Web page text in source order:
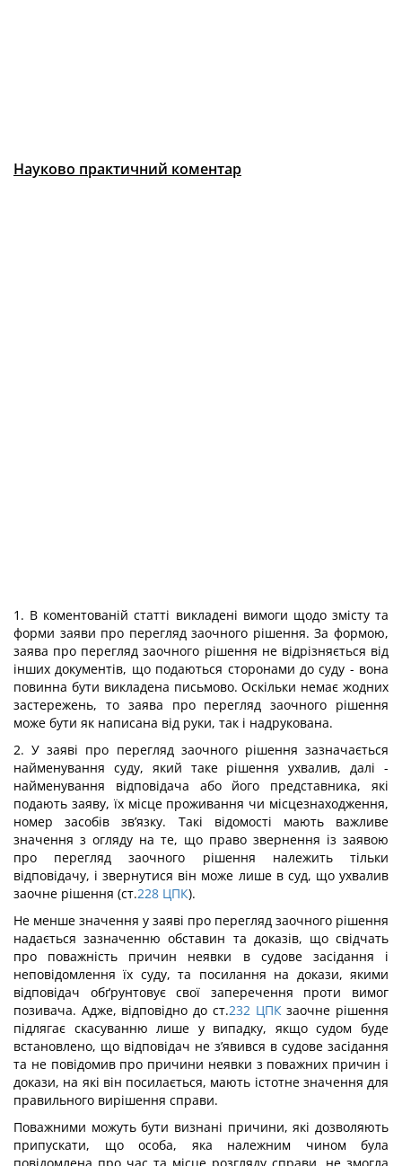
Науково практичний коментар
1. В коментованій статті викладені вимоги щодо змісту та
форми заяви про перегляд заочного рішення. За формою,
заява про перегляд заочного рішення не відрізняється від
інших документів, що подаються сторонами до суду - вона
повинна бути викладена письмово. Оскільки немає жодних
застережень, то заява про перегляд заочного рішення
може бути як написана від руки, так і надрукована.
2. У заяві про перегляд заочного рішення зазначається
найменування суду, який таке рішення ухвалив, далі -
найменування відповідача або його представника, які
подають заяву, їх місце проживання чи місцезнаходження,
номер засобів зв’язку. Такі відомості мають важливе
значення з огляду на те, що право звернення із заявою
про перегляд заочного рішення належить тільки
відповідачу, і звернутися він може лише в суд, що ухвалив
заочне рішення (ст.228 ЦПК).
Не менше значення у заяві про перегляд заочного рішення
надається зазначенню обставин та доказів, що свідчать
про поважність причин неявки в судове засідання і
неповідомлення їх суду, та посилання на докази, якими
відповідач обґрунтовує свої заперечення проти вимог
позивача. Адже, відповідно до ст.232 ЦПКзаочне рішення
підлягає скасуванню лише у випадку, якщо судом буде
встановлено, що відповідач не з’явився в судове засідання
та не повідомив про причини неявки з поважних причин і
докази, на які він посилається, мають істотне значення для
правильного вирішення справи.
Поважними можуть бути визнані причини, які дозволяють
припускати, що особа, яка належним чином була